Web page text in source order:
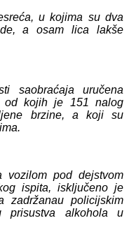
u kojima su dva
, a osam lica lakše
saobraćaja uručena
od kojihje 151 nalog
brzine, a koji su
vozilom pod dejstvom
ispita, isključeno je
zadržanau policijskim
prisustva alkohola u